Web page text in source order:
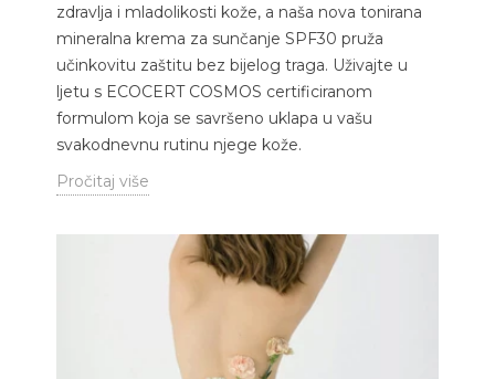
zdravlja i mladolikosti kože, a naša nova tonirana
mineralna krema za sunčanje SPF30 pruža
učinkovitu zaštitu bez bijelog traga. Uživajte u
ljetu s ECOCERT COSMOS certificiranom
formulom koja se savršeno uklapa u vašu
svakodnevnu rutinu njege kože.
Pročitaj više